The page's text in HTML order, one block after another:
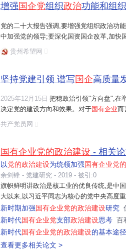
怎么落地才见效
制度上"硬约束"：
党建入章：把党建工作要求
前置程序
人员上"双向进入"：
推行党委书记和董事长"
会、经理层 。
落实"交叉任职"，确保党组
业务上"深融合"：
避免党建和业务
增强 国企党组织政治功能和组
党的二十大报告强调,要增强党组织政治功
中加强党的领导;要深化国资国企改革,加快
做强做优做大,提升企业核心竞争力。学习
党组织政治功能和组织功能,以
贵州希望网
坚持党建引领 谱写国企高质量
2025年12月15日 把稳政治引领"方向盘",在
决定党的建设方向和效果。对于国有企业而
道路前进的生命线。加强政治引领,意味着必
共产党员网
国有企业党的政治建设 - 相关
以党的政治建设为统领加强国有企业党的
余剑锋 - 党建研究 - 2019 - 被引:0
旗帜鲜明讲政治是核工业的优良传统,是中
大以来,以习近平同志为核心的党中央高度
新时期加强国有企业党的政治建设研究
新时代国有企业党支部政治建设思考 百
新时代国有企业党的政治建设的基本途径
查看更多相关论文 >